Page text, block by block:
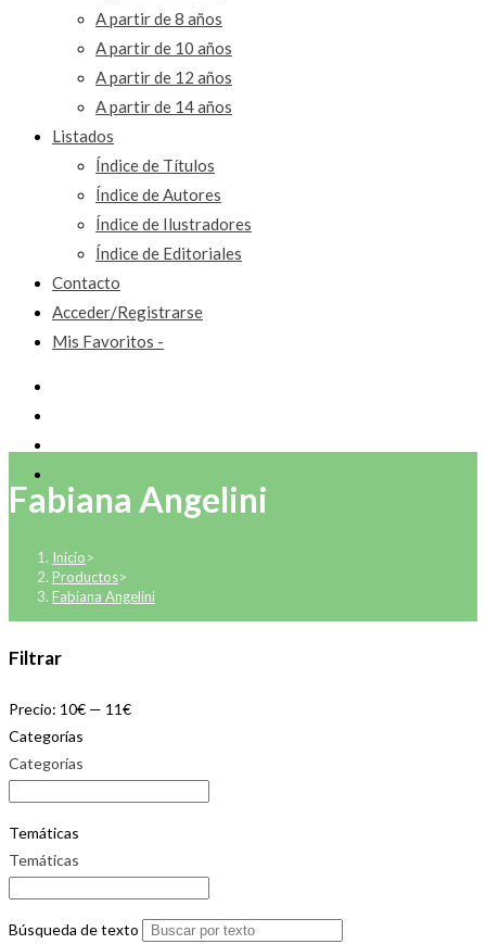
A partir de 8 años
A partir de 10 años
A partir de 12 años
A partir de 14 años
Listados
Índice de Títulos
Índice de Autores
Índice de Ilustradores
Índice de Editoriales
Contacto
Acceder/Registrarse
Mis Favoritos -
Fabiana Angelini
Inicio>
Productos>
Fabiana Angelini
Filtrar
Precio: 10€ — 11€
Categorías
Categorías
Temáticas
Temáticas
Búsqueda de texto